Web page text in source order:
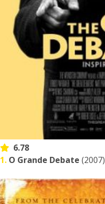
6.78
1. O Grande Debate (2007)